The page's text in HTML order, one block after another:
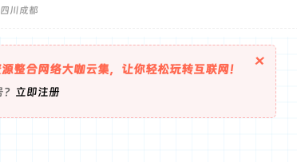
四川成都
整合网络大咖云集，让你轻松玩转互联网！
立即注册
×